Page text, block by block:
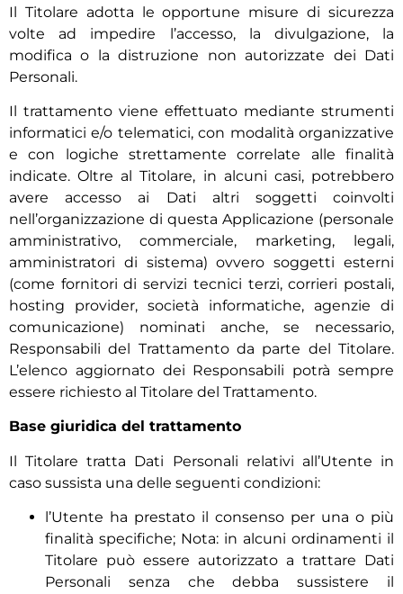
Il Titolare adotta le opportune misure di sicurezza
volte ad impedire l’accesso, la divulgazione, la
modifica o la distruzione non autorizzate dei Dati
Personali.
Il trattamento viene effettuato mediante strumenti
informatici e/o telematici, con modalità organizzative
e con logiche strettamente correlate alle finalità
indicate. Oltre al Titolare, in alcuni casi, potrebbero
avere accesso ai Dati altri soggetti coinvolti
nell’organizzazione di questa Applicazione (personale
amministrativo, commerciale, marketing, legali,
amministratori di sistema) ovvero soggetti esterni
(come fornitori di servizi tecnici terzi, corrieri postali,
hosting provider, società informatiche, agenzie di
comunicazione) nominati anche, se necessario,
Responsabili del Trattamento da parte del Titolare.
L’elenco aggiornato dei Responsabili potrà sempre
essere richiesto al Titolare del Trattamento.
Base giuridica del trattamento
Il Titolare tratta Dati Personali relativi all’Utente in
caso sussista una delle seguenti condizioni:
l’Utente ha prestato il consenso per una o più
finalità specifiche; Nota: in alcuni ordinamenti il
Titolare può essere autorizzato a trattare Dati
Personali senza che debba sussistere il